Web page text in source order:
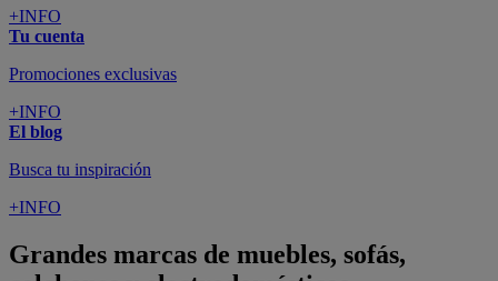
+INFO
Tu cuenta
Promociones exclusivas
+INFO
El blog
Busca tu inspiración
+INFO
Grandes marcas de muebles, sofás,